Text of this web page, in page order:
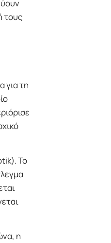
τους
για τη
Το
η